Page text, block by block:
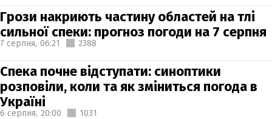
Грози накриють частину областей на тлі
сильної спеки: прогноз погоди на 7 серпня
7 серпня, 06:21 2388
Спека почне відступати: синоптики
розповіли, коли та як зміниться погода в
Україні
6 серпня, 20:00 1031